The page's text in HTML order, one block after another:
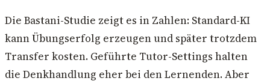
Die Bastani-Studie zeigt es in Zahlen: Standard-KI
kann Übungserfolg erzeugen und später trotzdem
Transfer kosten. Geführte Tutor-Settings halten
die Denkhandlung eher bei den Lernenden. Aber